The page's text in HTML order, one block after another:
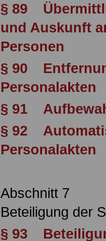
§ 89
und Auskunft
Personen
§ 90
Personalakten
§ 91
§ 92
Personalakten
Abschnitt 7
Beteiligung der
§ 93